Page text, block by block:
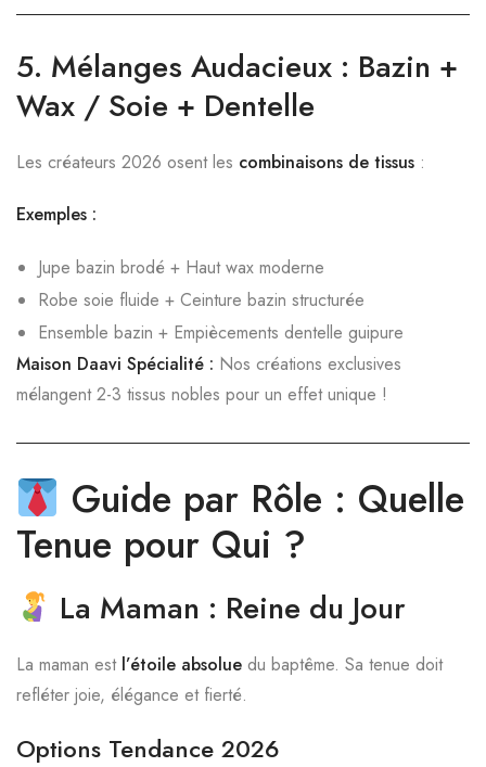
5. Mélanges Audacieux : Bazin +
Wax / Soie + Dentelle
Les créateurs 2026 osent les combinaisons de tissus :
Exemples :
Jupe bazin brodé + Haut wax moderne
Robe soie fluide + Ceinture bazin structurée
Ensemble bazin + Empiècements dentelle guipure
Maison Daavi Spécialité : Nos créations exclusives
mélangent 2-3 tissus nobles pour un effet unique !
Guide par Rôle : Quelle
Tenue pour Qui ?
La Maman : Reine du Jour
La maman est l’étoile absolue du baptême. Sa tenue doit
refléter joie, élégance et fierté.
Options Tendance 2026